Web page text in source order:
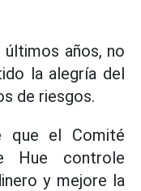
años, no
la alegría del
de riesgos.
que el Comité
Hue controle
y mejore la